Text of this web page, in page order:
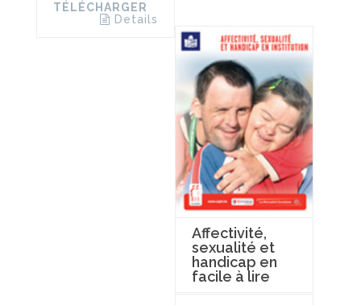
TÉLÉCHARGER
Details
Affectivité,
sexualité et
handicap en
facile à lire